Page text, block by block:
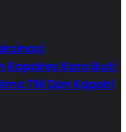
Kapolres Karo Ikuti
TNI Dan Kapolri